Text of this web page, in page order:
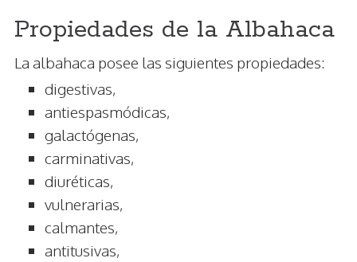
Propiedades de la Albahaca
La albahaca posee las siguientes propiedades:
digestivas,
antiespasmódicas,
galactógenas,
carminativas,
diuréticas,
vulnerarias,
calmantes,
antitusivas,